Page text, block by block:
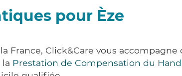
pour Èze
Click&Care vous accompagne
la Prestation de Compensation du